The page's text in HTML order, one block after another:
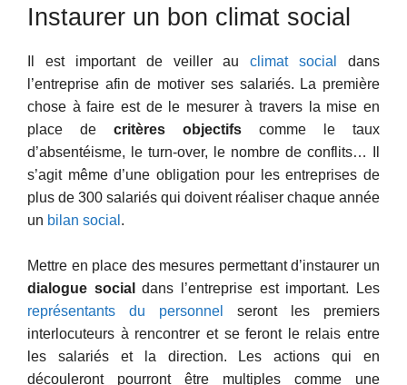
Instaurer un bon climat social
Il est important de veiller auclimat social
dans
l’entreprise afin de motiver ses salariés. La première
chose à faire est de le mesurer à travers la mise en
place de critères objectifs comme le taux
d’absentéisme, le turn-over, le nombre de conflits… Il
s’agit même d’une obligation pour les entreprises de
plus de 300 salariés qui doivent réaliser chaque année
un bilan social .
Mettre en place des mesures permettant d’instaurer un
dialogue social
dans l’entreprise est important. Les
représentants du personnel
seront les premiers
interlocuteurs à rencontrer et se feront le relais entre
les salariés et la direction. Les actions qui en
découleront pourront être multiples comme une